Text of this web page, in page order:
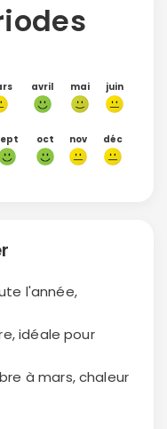
avril mai juin
oct nov déc
l'année,
idéale pour
à mars, chaleur